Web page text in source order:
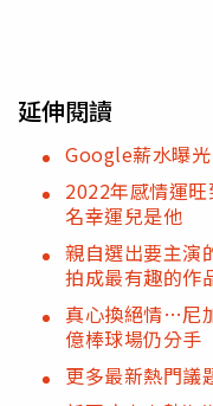
延伸閱讀
Google薪水曝
2022年感情運
名幸運兒是他
親自選出要主
拍成最有趣的作
真心換絕情…尼
億棒球場仍分手
更多最新熱門議